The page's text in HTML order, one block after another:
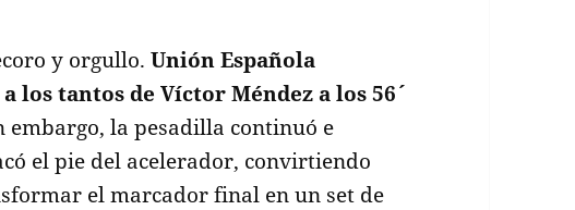
y orgullo.Unión Española
los tantos de Víctor Méndez a los 56´
embargo, la pesadilla continuó e
el pie del acelerador, convirtiendo
el marcador final en un set de